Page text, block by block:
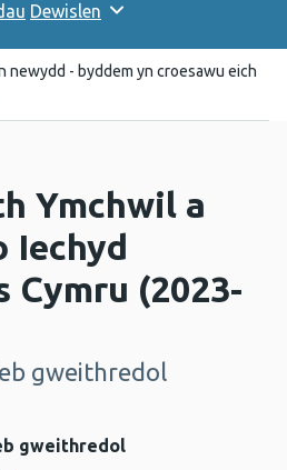
Dewislen
newydd - byddem yn croesawu eich
Ymchwil a
Iechyd
Cymru (2023-
gweithredol
gweithredol